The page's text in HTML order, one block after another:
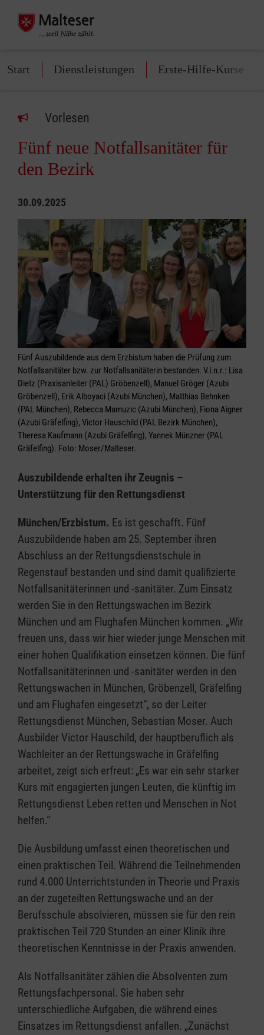
Start Dienstleistungen Erste-Hilfe-Kurse
Vorlesen
Fünf neue Notfallsanitäter für
den Bezirk
30.09.2025
Fünf Auszubildende aus dem Erzbistum haben die Prüfung zum
Notfallsanitäter bzw. zur Notfallsanitäterin bestanden. V.l.n.r.: Lisa
Dietz (Praxisanleiter (PAL) Gröbenzell), Manuel Gröger (Azubi
Gröbenzell), Erik Alboyaci (Azubi München), Matthias Behnken
(PAL München), Rebecca Mamuzic (Azubi München), Fiona Aigner
(Azubi Gräfelfing), Victor Hauschild (PAL Bezirk München),
Theresa Kaufmann (Azubi Gräfelfing), Yannek Münzner (PAL
Gräfelfing). Foto: Moser/Malteser.
Auszubildende erhalten ihr Zeugnis –
Unterstützung für den Rettungsdienst
München/Erzbistum. Es ist geschafft. Fünf
Auszubildende haben am 25. September ihren
Abschluss an der Rettungsdienstschule in
Regenstauf bestanden und sind damit qualifizierte
Notfallsanitäterinnen und -sanitäter. Zum Einsatz
werden Sie in den Rettungswachen im Bezirk
München und am Flughafen München kommen. „Wir
freuen uns, dass wir hier wieder junge Menschen mit
einer hohen Qualifikation einsetzen können. Die fünf
Notfallsanitäterinnen und -sanitäter werden in den
Rettungswachen in München, Gröbenzell, Gräfelfing
und am Flughafen eingesetzt“, so der Leiter
Rettungsdienst München, Sebastian Moser. Auch
Ausbilder Victor Hauschild, der hauptberuflich als
Wachleiter an der Rettungswache in Gräfelfing
arbeitet, zeigt sich erfreut: „Es war ein sehr starker
Kurs mit engagierten jungen Leuten, die künftig im
Rettungsdienst Leben retten und Menschen in Not
helfen.“
Die Ausbildung umfasst einen theoretischen und
einen praktischen Teil. Während die Teilnehmenden
rund 4.000 Unterrichtstunden in Theorie und Praxis
an der zugeteilten Rettungswache und an der
Berufsschule absolvieren, müssen sie für den rein
praktischen Teil 720 Stunden an einer Klinik ihre
theoretischen Kenntnisse in der Praxis anwenden.
Als Notfallsanitäter zählen die Absolventen zum
Rettungsfachpersonal. Sie haben sehr
unterschiedliche Aufgaben, die während eines
Einsatzes im Rettungsdienst anfallen. „Zunächst